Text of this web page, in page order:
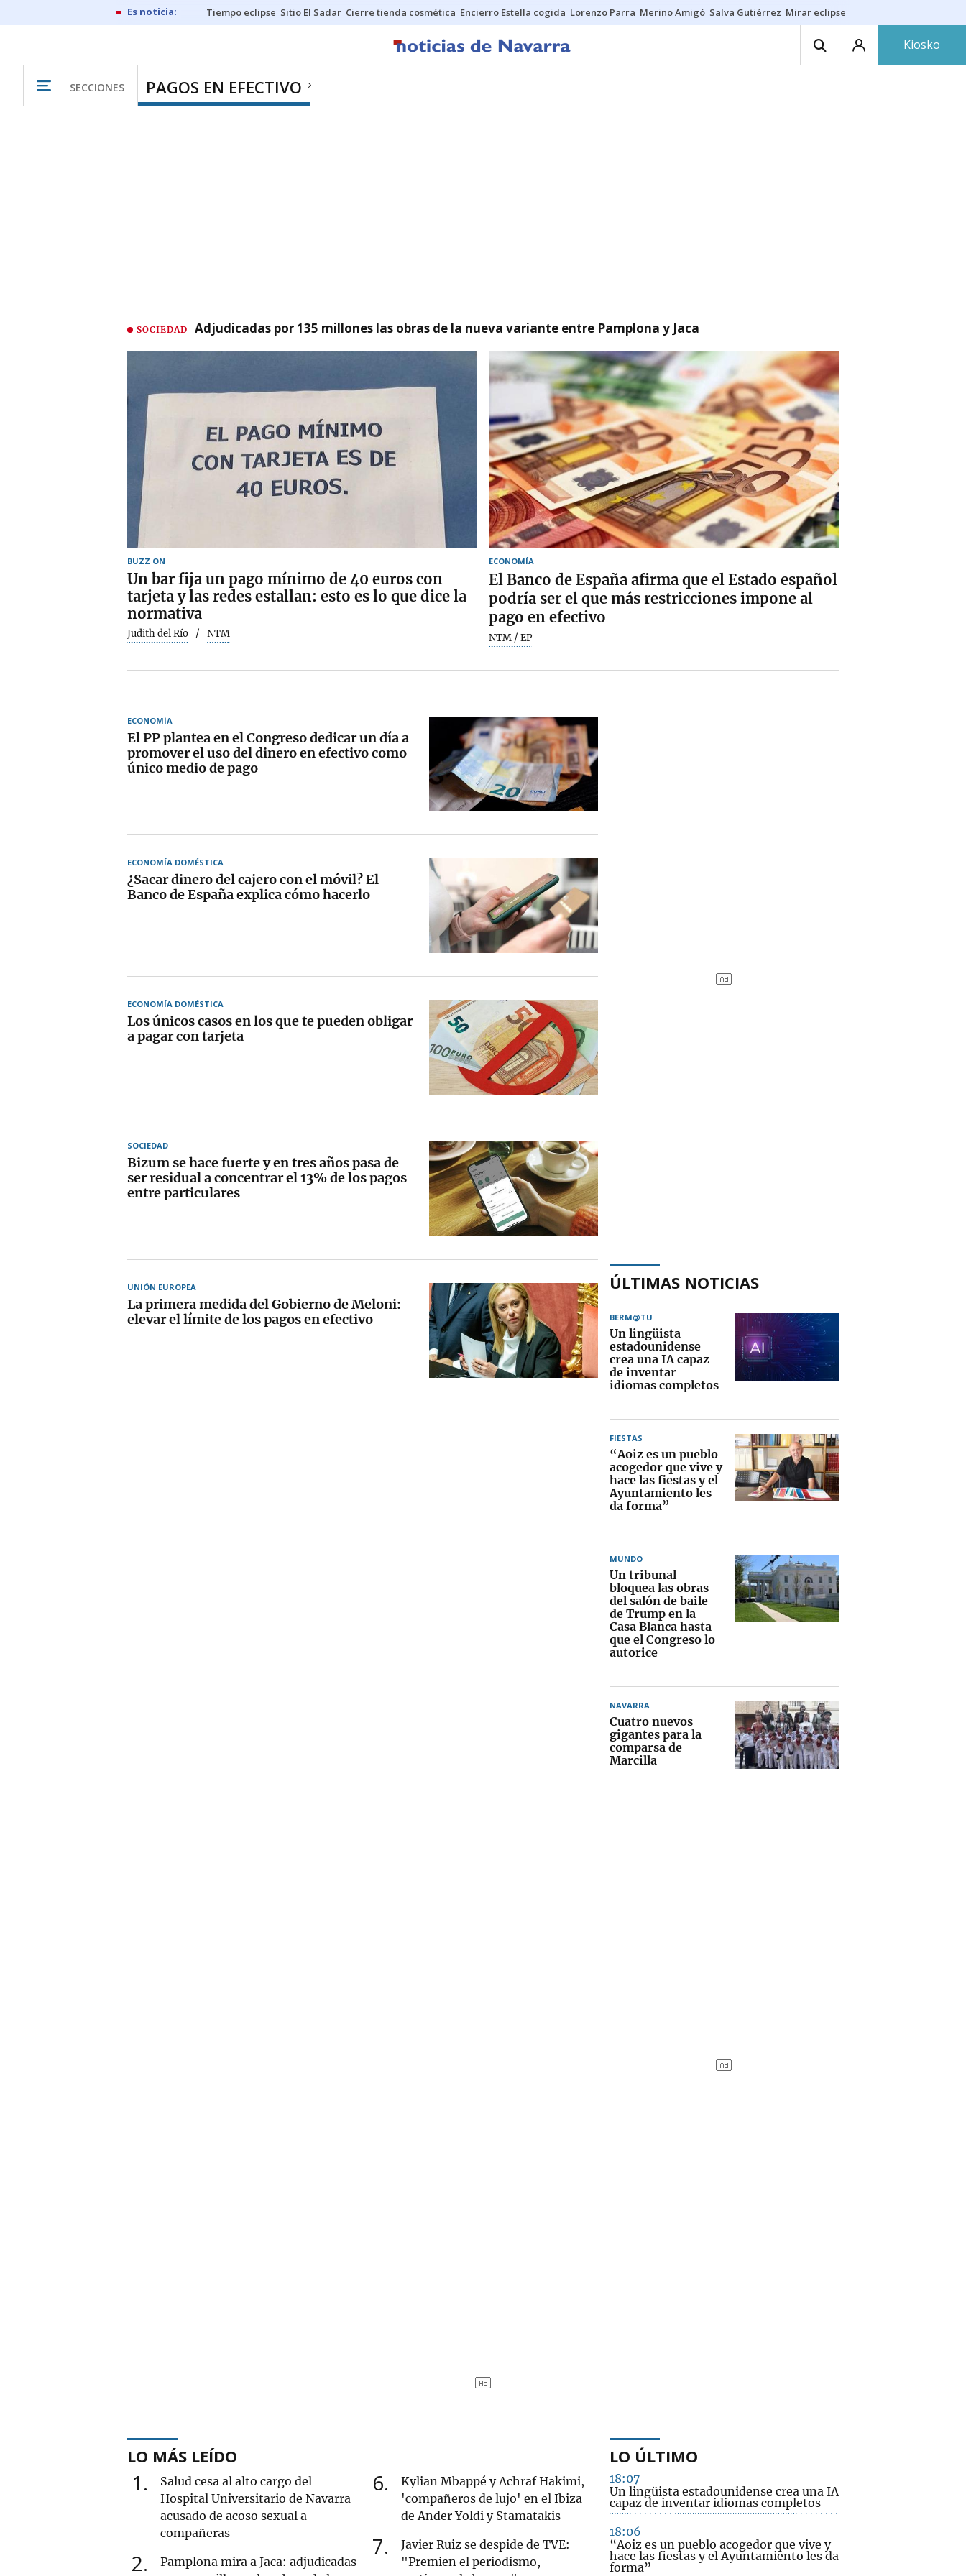
Tiempo eclipse Sitio El Sadar Cierre tienda cosmética Encierro Estella cogida Lorenzo Parra Merino Amigó Salva Gutiérrez Mirar eclipse
Kiosko
SECCIONES PAGOS EN EFECTIVO
SOCIEDAD Adjudicadas por 135 millones las obras de la nueva variante entre Pamplona y Jaca
BUZZ ON
Un bar fija un pago mínimo de 40 euros con
tarjeta y las redes estallan: esto es lo que dice la
normativa
Judith del Río NTM
ECONOMÍA
El Banco de España afirma que el Estado español
podría ser el que más restricciones impone al
pago en efectivo
NTM / EP
ECONOMÍA
El PP plantea en el Congreso dedicar un día a
promover el uso del dinero en efectivo como
único medio de pago
ECONOMÍA DOMÉSTICA
¿Sacar dinero del cajero con el móvil? El
Banco de España explica cómo hacerlo
ECONOMÍA DOMÉSTICA
Los únicos casos en los que te pueden obligar
a pagar con tarjeta
SOCIEDAD
Bizum se hace fuerte y en tres años pasa de
ser residual a concentrar el 13% de los pagos
entre particulares
UNIÓN EUROPEA
La primera medida del Gobierno de Meloni:
elevar el límite de los pagos en efectivo
ÚLTIMAS NOTICIAS
BERM@TU
Un lingüista
estadounidense
crea una IA capaz
de inventar
idiomas completos
FIESTAS
“Aoiz es un pueblo
acogedor que vive y
hace las fiestas y el
Ayuntamiento les
da forma”
MUNDO
Un tribunal
bloquea las obras
del salón de baile
de Trump en la
Casa Blanca hasta
que el Congreso lo
autorice
NAVARRA
Cuatro nuevos
gigantes para la
comparsa de
Marcilla
LO MÁS LEÍDO
1
Salud cesa al alto cargo del
Hospital Universitario de Navarra
acusado de acoso sexual a
compañeras
2
Pamplona mira a Jaca: adjudicadas
6
Kylian Mbappé y Achraf Hakimi,
'compañeros de lujo' en el Ibiza
de Ander Yoldi y Stamatakis
7
Javier Ruiz se despide de TVE:
"Premien el periodismo,
LO ÚLTIMO
18:07
Un lingüista estadounidense crea una IA
capaz de inventar idiomas completos
18:06
“Aoiz es un pueblo acogedor que vive y
hace las fiestas y el Ayuntamiento les da
forma”